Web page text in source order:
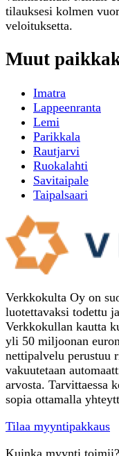
tilauksesi kolmen
veloituksetta.
Muut
Imatra
Lappeenranta
Lemi
Parikkala
Rautjarvi
Ruokalahti
Savitaipale
Taipalsaari
Verkkokulta Oy on
luotettavaksi todettu
Verkkokullan kautta
yli 50 miljoonan
nettipalvelu perustuu
vakuutetaan
arvosta. Tarvittaessa
sopia ottamalla
Tilaa myyntipakkaus
Kuinka myynti toimii?